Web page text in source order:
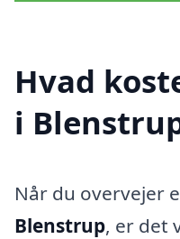
Hvad
i
Når du overvejer
Blenstrup, er det